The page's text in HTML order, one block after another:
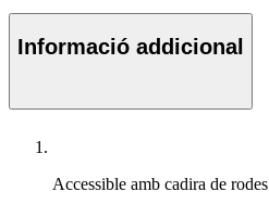
Informació addicional
Accessible amb cadira de rodes